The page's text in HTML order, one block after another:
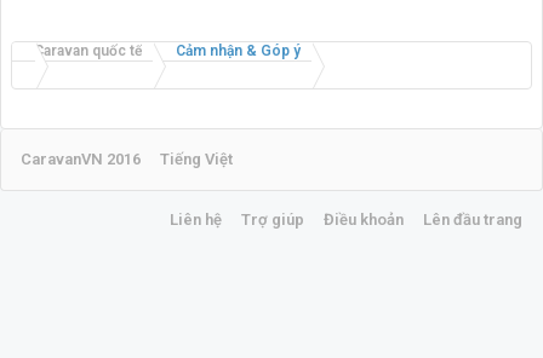
Caravan quốc tế Cảm nhận & Góp ý
CaravanVN 2016 Tiếng Việt
Liên hệ Trợ giúp Điều khoản Lên đầu trang